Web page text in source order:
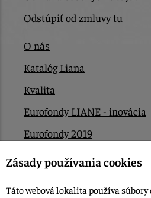
Odstúpiť od zmluvy tu
O nás
Katalóg Liana
Kvalita
Eurofondy LIANE - inovácia
Eurofondy 2019
Eurofondy 2022/2023
Zásady používania cookies
Táto webová lokalita používa súbory